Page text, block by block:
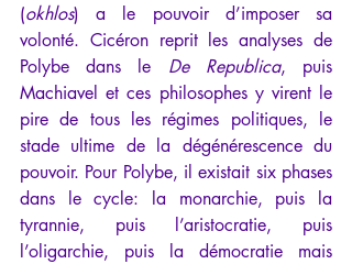
(okhlos) a le pouvoir d’imposer sa
volonté. Cicéron reprit les analyses de
Polybe dans le De Republica, puis
Machiavel et ces philosophes y virent le
pire de tous les régimes politiques, le
stade ultime de la dégénérescence du
pouvoir. Pour Polybe, il existait six phases
dans le cycle: la monarchie, puis la
tyrannie, puis l’aristocratie, puis
l’oligarchie, puis la démocratie mais